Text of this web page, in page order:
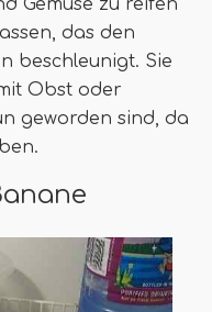
Gemüse zu reifen
das den
beschleunigt. Sie
Obst oder
geworden sind, da